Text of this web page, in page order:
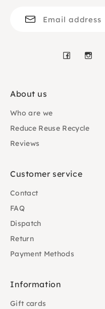
About us
Who are we
Reduce Reuse Recycle
Reviews
Customer service
Contact
FAQ
Dispatch
Return
Payment Methods
Information
Gift cards